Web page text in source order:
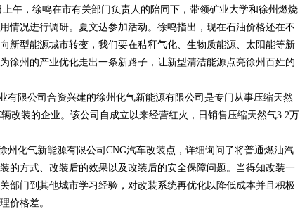
午，徐鸣在市有关部门负责人的陪同下，带领矿业大学和徐州燃烧
情况进行调研。夏文达参加活动。徐鸣指出，现在石油价格还在不
新型能源城市转变，我们要在秸秆气化、生物质能源、太阳能等新
徐州的产业优化走出一条新路子，让新型清洁能源点亮徐州百姓的
有限公司合资兴建的徐州化气新能源有限公司是专门从事压缩天然
改装的企业。该公司自成立以来经营红火，日销售压缩天然气3.2万
州化气新能源有限公司CNG汽车改装点，详细询问了将普通燃油汽
的方式、改装后的效果以及改装后的安全保障问题。当得知改装一
部门到其他城市学习经验，对改装系统再优化以降低成本并且积极
价格差。